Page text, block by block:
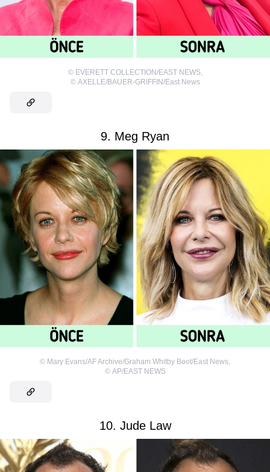
© EVERETT COLLECTION/EAST NEWS,
© AXELLE/BAUER-GRIFFIN/East News
9. Meg Ryan
© Mary Evans/AF Archive/Graham Whitby Boot/East News
© AP/EAST NEWS
10. Jude Law